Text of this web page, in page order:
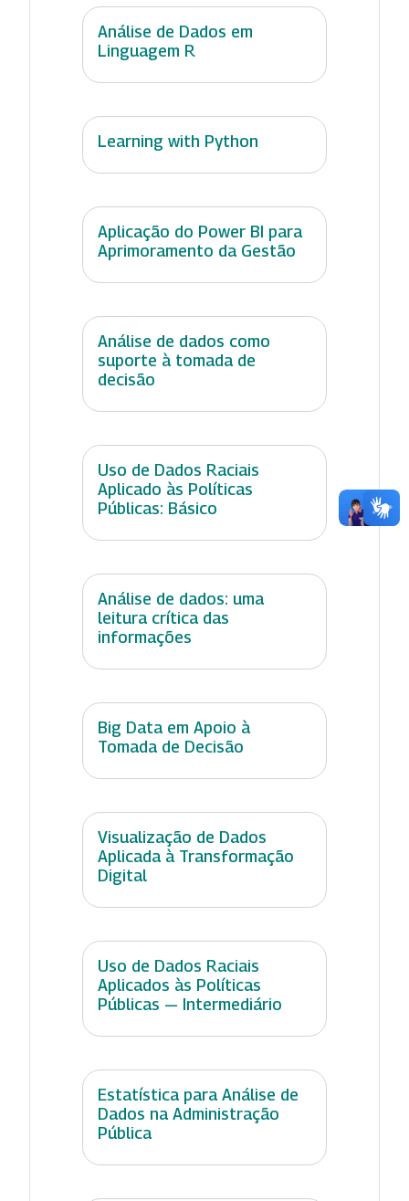
Análise de Dados em
Linguagem R
Learning with Python
Aplicação do Power BI para
Aprimoramento da Gestão
Análise de dados como
suporte à tomada de
decisão
Uso de Dados Raciais
Aplicado às Políticas
Públicas: Básico
Análise de dados: uma
leitura crítica das
informações
Big Data em Apoio à
Tomada de Decisão
Visualização de Dados
Aplicada à Transformação
Digital
Uso de Dados Raciais
Aplicados às Políticas
Públicas — Intermediário
Estatística para Análise de
Dados na Administração
Pública